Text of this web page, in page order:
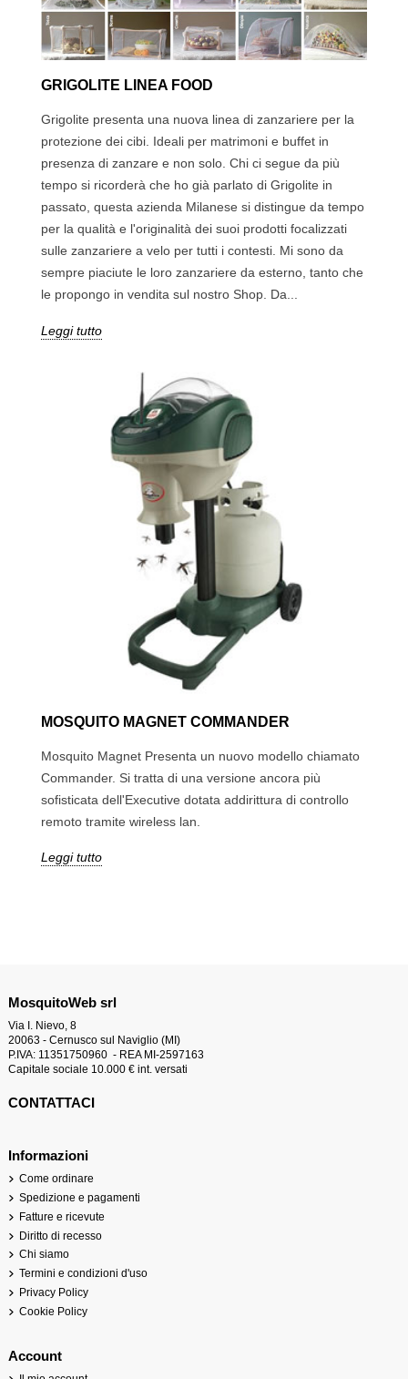
GRIGOLITE LINEA FOOD
Grigolite presenta una nuova linea di zanzariere per la
protezione dei cibi. Ideali per matrimoni e buffet in
presenza di zanzare e non solo. Chi ci segue da più
tempo si ricorderà che ho già parlato di Grigolite in
passato, questa azienda Milanese si distingue da tempo
per la qualità e l'originalità dei suoi prodotti focalizzati
sulle zanzariere a velo per tutti i contesti. Mi sono da
sempre piaciute le loro zanzariere da esterno, tanto che
le propongo in vendita sul nostro Shop. Da...
Leggi tutto
MOSQUITO MAGNET COMMANDER
Mosquito Magnet Presenta un nuovo modello chiamato
Commander. Si tratta di una versione ancora più
sofisticata dell'Executive dotata addirittura di controllo
remoto tramite wireless lan.
Leggi tutto
MosquitoWeb srl
Via I. Nievo, 8
20063 - Cernusco sul Naviglio (MI)
P.IVA: 11351750960 - REA MI-2597163
Capitale sociale 10.000 € int. versati
CONTATTACI
Informazioni
Come ordinare
Spedizione e pagamenti
Fatture e ricevute
Diritto di recesso
Chi siamo
Termini e condizioni d'uso
Privacy Policy
Cookie Policy
Account